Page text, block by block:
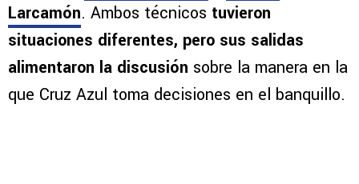
Larcamón. Ambos técnicos tuvieron
situaciones diferentes, pero sus salidas
alimentaron la discusión sobre la manera en la
que Cruz Azul toma decisiones en el banquillo.